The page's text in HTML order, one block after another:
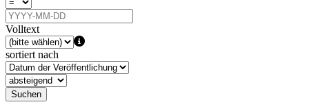
Volltext
sortiert nach
Suchen